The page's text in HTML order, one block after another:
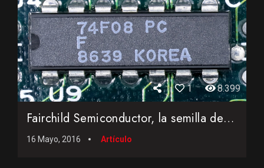
1 8.399
Fairchild Semiconductor, la semilla de Silicon Valley
16 Mayo, 2016 Artículo